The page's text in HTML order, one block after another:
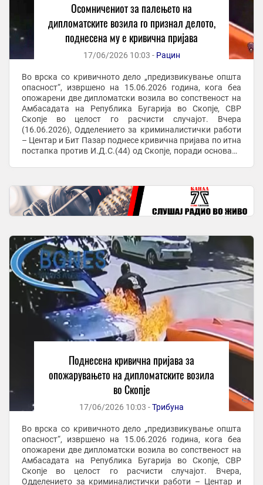
Осомничениот за палењето на
дипломатските возила го признал делото,
поднесена му е кривична пријава
17/06/2026 10:03 - Рацин
Во врска со кривичното дело „предизвикување општа
опасност“, извршено на 15.06.2026 година, кога беа
опожарени две дипломатски возила во сопственост на
Амбасадата на Република Бугарија во Скопје, СВР
Скопје во целост го расчисти случајот. Вчера
(16.06.2026), Одделението за криминалистички работи
– Центар и Бит Пазар поднесе кривична пријава по итна
постапка против И.Д.С.(44) од Скопје, поради основано
Поднесена кривична пријава за
опожарувањето на дипломатските возила
во Скопје
17/06/2026 10:03 -Трибуна
Во врска со кривичното дело „предизвикување општа
опасност“, извршено на 15.06.2026 година, кога беа
опожарени две дипломатски возила во сопственост на
Амбасадата на Република Бугарија во Скопје, СВР
Скопје во целост го расчисти случајот. Вчера,
Одделението за криминалистички работи – Центар и